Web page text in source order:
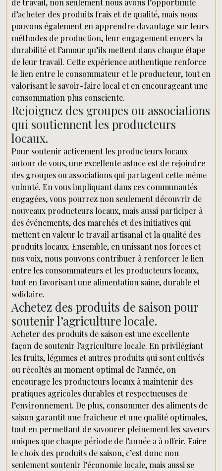
de travail, non seulement nous avons l’opportunité
d’acheter des produits frais et de qualité, mais nous
pouvons également en apprendre davantage sur leurs
méthodes de production, leur engagement envers la
durabilité et l’amour qu’ils mettent dans chaque étape
de leur travail. Cette expérience authentique renforce
le lien entre le consommateur et le producteur, tout en
valorisant le savoir-faire local et en encourageant une
consommation plus consciente.
Rejoignez des groupes ou associations
qui soutiennent les producteurs
locaux.
Pour soutenir activement les producteurs locaux
autour de vous, une excellente astuce est de rejoindre
des groupes ou associations qui partagent cette même
volonté. En vous impliquant dans ces communautés
engagées, vous pourrez non seulement découvrir de
nouveaux producteurs locaux, mais aussi participer à
des événements, des marchés et des initiatives qui
mettent en valeur le travail artisanal et la qualité des
produits locaux. Ensemble, en unissant nos forces et
nos voix, nous pouvons contribuer à renforcer le lien
entre les consommateurs et les producteurs locaux,
tout en favorisant une alimentation saine, durable et
solidaire.
Achetez des produits de saison pour
soutenir l’agriculture locale.
Acheter des produits de saison est une excellente
façon de soutenir l’agriculture locale. En privilégiant
les fruits, légumes et autres produits qui sont cultivés
ou récoltés au moment optimal de l’année, on
encourage les producteurs locaux à maintenir des
pratiques agricoles durables et respectueuses de
l’environnement. De plus, consommer des aliments de
saison garantit une fraîcheur et une qualité optimales,
tout en permettant de savourer pleinement les saveurs
uniques que chaque période de l’année a à offrir. Faire
le choix des produits de saison, c’est donc non
seulement soutenir l’économie locale, mais aussi se